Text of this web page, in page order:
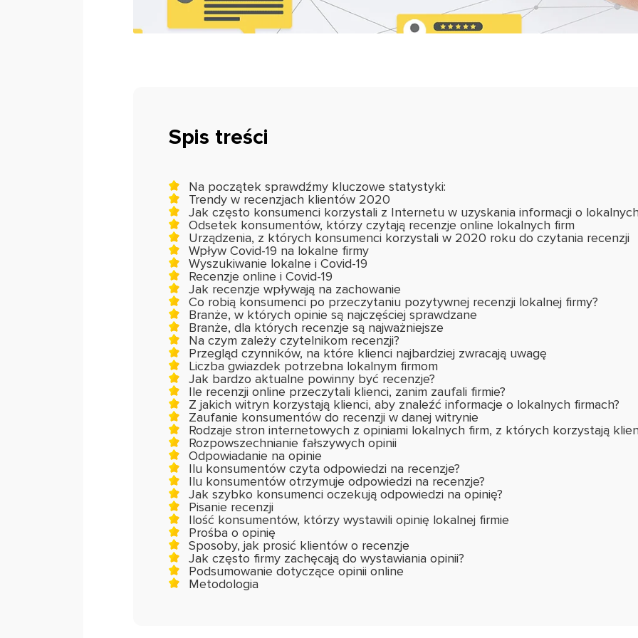
Spis treści
Na początek sprawdźmy kluczowe statystyki:
Trendy w recenzjach klientów 2020
Jak często konsumenci korzystali z Internetu w uzyskania informacji o
Odsetek konsumentów, którzy czytają recenzje online lokalnych firm
Urządzenia, z których konsumenci korzystali w 2020 roku do czytania recenzji
Wpływ Covid-19 na lokalne firmy
Wyszukiwanie lokalne i Covid-19
Recenzje online i Covid-19
Jak recenzje wpływają na zachowanie
Co robią konsumenci po przeczytaniu pozytywnej recenzji lokalnej firmy?
Branże, w których opinie są najczęściej sprawdzane
Branże, dla których recenzje są najważniejsze
Na czym zależy czytelnikom recenzji?
Przegląd czynników, na które klienci najbardziej zwracają uwagę
Liczba gwiazdek potrzebna lokalnym firmom
Jak bardzo aktualne powinny być recenzje?
Ile recenzji online przeczytali klienci, zanim zaufali firmie?
Z jakich witryn korzystają klienci, aby znaleźć informacje o lokalnych firmach?
Zaufanie konsumentów do recenzji w danej witrynie
Rodzaje stron internetowych z opiniami lokalnych firm, z których korzystają
Rozpowszechnianie fałszywych opinii
Odpowiadanie na opinie
Ilu konsumentów czyta odpowiedzi na recenzje?
Ilu konsumentów otrzymuje odpowiedzi na recenzje?
Jak szybko konsumenci oczekują odpowiedzi na opinię?
Pisanie recenzji
Ilość konsumentów, którzy wystawili opinię lokalnej firmie
Prośba o opinię
Sposoby, jak prosić klientów o recenzje
Jak często firmy zachęcają do wystawiania opinii?
Podsumowanie dotyczące opinii online
Metodologia